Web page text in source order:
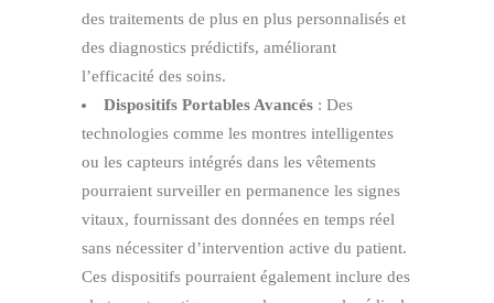
des traitements de plus en plus personnalisés et
des diagnostics prédictifs, améliorant
l’efficacité des soins.
Dispositifs Portables Avancés : Des
technologies comme les montres intelligentes
ou les capteurs intégrés dans les vêtements
pourraient surveiller en permanence les signes
vitaux, fournissant des données en temps réel
sans nécessiter d’intervention active du patient.
Ces dispositifs pourraient également inclure des